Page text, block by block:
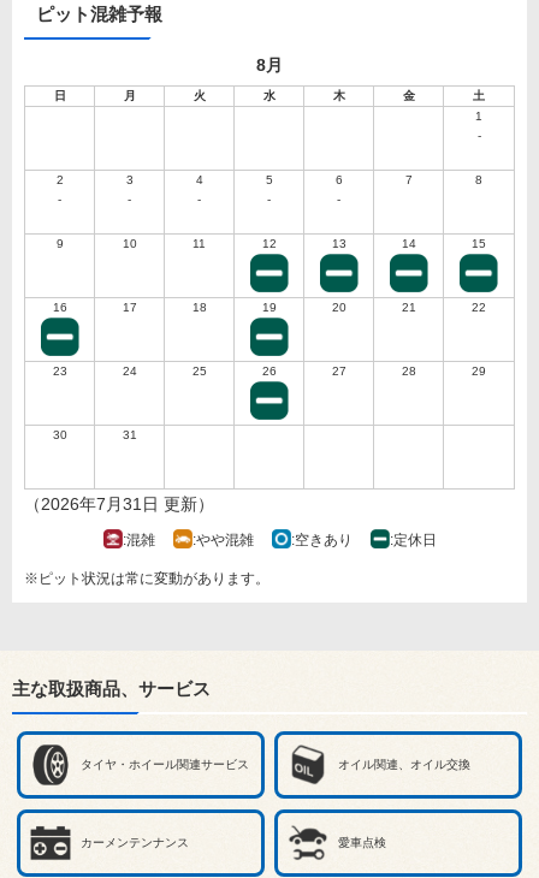
ピット混雑予報
8月
日 月 火 水 木 金
土
1
-
2
-
3
-
4
-
5
-
6
-
7 8
9 10 11 12 13 14 15
16 17 18 19 20 21 22
23 24 25 26 27 28 29
30 31
（2026年7月31日 更新）
:混雑 :やや混雑 :空きあり :定休日
※ピット状況は常に変動があります。
主な取扱商品、サービス
タイヤ・ホイール関連サービス オイル関連、オイル交換
カーメンテンナンス 愛車点検